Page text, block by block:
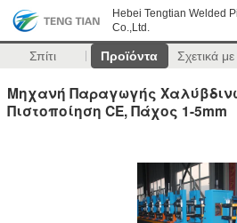
Hebei Tengtian Welded
Co.,Ltd.
Σπίτι Προϊόντα Σχετικά
Μηχανή Παραγωγής
Πιστοποίηση CE, Πάχος 1-5mm